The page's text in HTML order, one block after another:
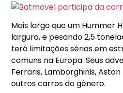
Mais largo que um Hummer
largura, e pesando 2,5
terá limitações sérias em
comuns na Europa. Seus
Ferraris, Lamborghinis,
outros carros do gênero.